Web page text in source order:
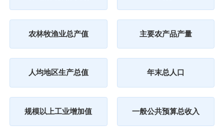
农林牧渔业总产值 主要农产品产量
人均地区生产总值 年末总人口
规模以上工业增加值 一般公共预算总收入